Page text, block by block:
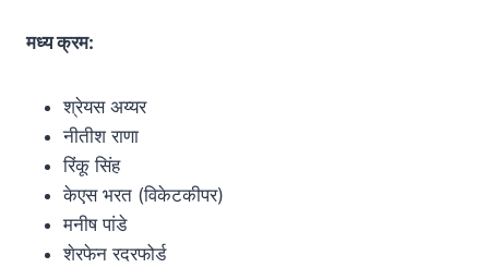
मध्य क्रम:
श्रेयस अय्यर
नीतीश राणा
रिंकू सिंह
केएस भरत (विकेटकीपर)
मनीष पांडे
शेरफेन रदरफोर्ड